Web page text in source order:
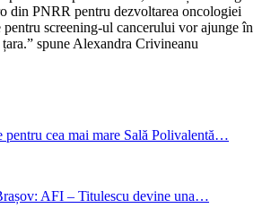
din PNRR pentru dezvoltarea oncologiei
pentru screening-ul cancerului vor ajunge în
spune Alexandra Crivineanu
pentru cea mai mare Sală Polivalentă…
AFI – Titulescu devine una…